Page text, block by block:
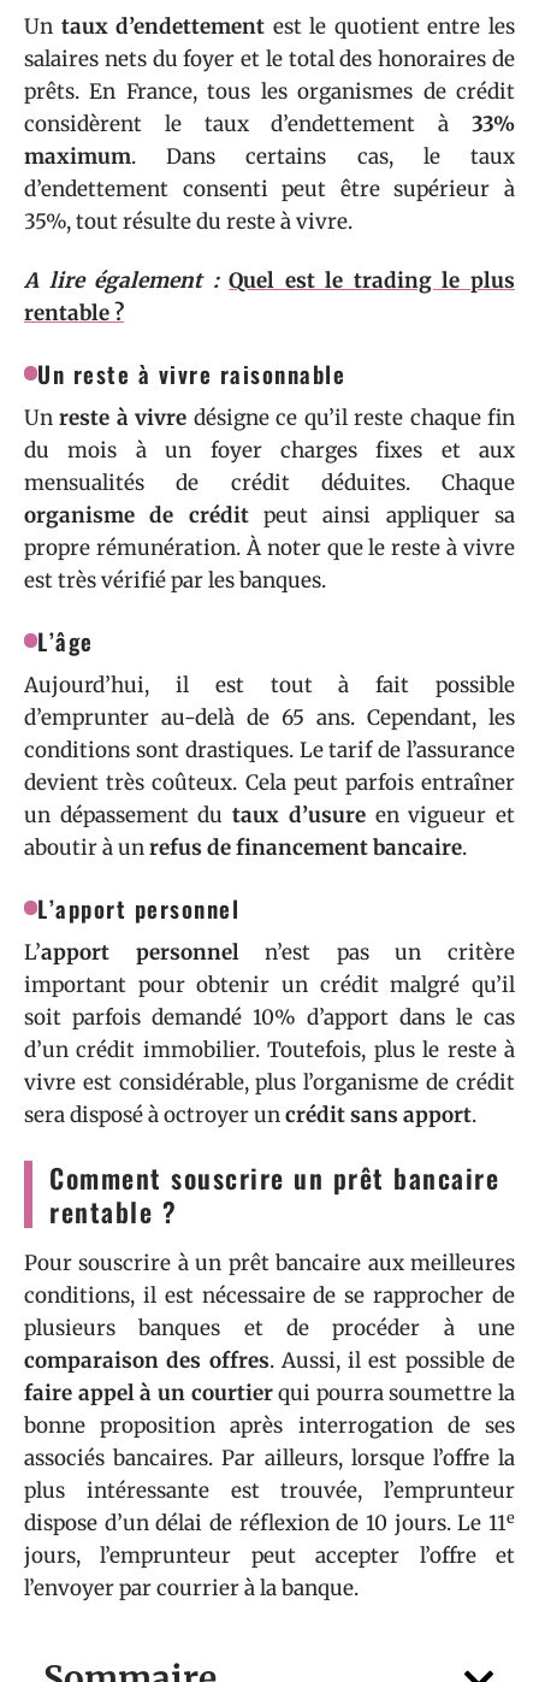
Un taux d’endettement est le quotient entre les
salaires nets du foyer et le total des honoraires de
prêts. En France, tous les organismes de crédit
considèrent le taux d’endettement à 33%
maximum. Dans certains cas, le taux
d’endettement consenti peut être supérieur à
35%, tout résulte du reste à vivre.
A lire également : Quel est le trading le plus
rentable ?
Un reste à vivre raisonnable
Unreste à vivre désigne ce qu’il reste chaque fin
du mois à un foyer charges fixes et aux
mensualités de crédit déduites. Chaque
organisme de créditpeut ainsi appliquer sa
propre rémunération. À noter que le reste à vivre
est très vérifié par les banques.
L’âge
Aujourd’hui, il est tout à fait possible
d’emprunter au-delà de 65 ans. Cependant, les
conditions sont drastiques. Le tarif de l’assurance
devient très coûteux. Cela peut parfois entraîner
un dépassement dutaux d’usureen vigueur et
aboutir à unrefus de financement bancaire.
L’apport personnel
L’apport personneln’est pas un critère
important pour obtenir un crédit malgré qu’il
soit parfois demandé 10% d’apport dans le cas
d’un crédit immobilier. Toutefois, plus le reste à
vivre est considérable, plus l’organisme de crédit
sera disposé à octroyer uncrédit sans apport.
Comment souscrire un prêt bancaire
rentable ?
Pour souscrire à un prêt bancaire aux meilleures
conditions, il est nécessaire de se rapprocher de
plusieurs banques et de procéder à une
comparaison des offres. Aussi, il est possible de
faire appel à un courtierqui pourra soumettre la
bonne proposition après interrogation de ses
associés bancaires. Par ailleurs, lorsque l’offre la
plus intéressante est trouvée, l’emprunteur
dispose d’un délai de réflexion de 10 jours. Le 11e
jours, l’emprunteur peut accepter l’offre et
l’envoyer par courrier à la banque.